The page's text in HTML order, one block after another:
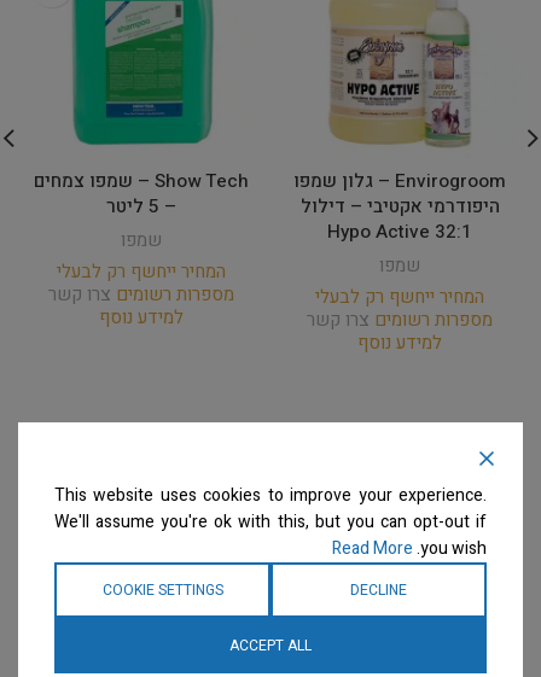
Envirogroom – גלון שמפו
היפודרמי אקטיבי – דילול
32:1 Hypo Active
שמפו
המחיר ייחשף רק לבעלי
מספרות רשומים צרו קשר
למידע נוסף
Show Tech – שמפו צמחים
– 5 ליטר
שמפו
המחיר ייחשף רק לבעלי
מספרות רשומים צרו קשר
למידע נוסף
This website uses cookies to improve your experience.
We'll assume you're ok with this, but you can opt-out if
you wish.
Read More
DECLINE
COOKIE SETTINGS
ACCEPT ALL